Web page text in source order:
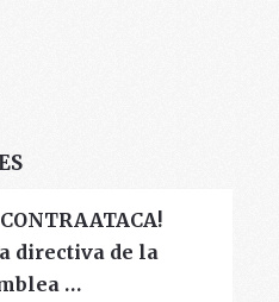
directiva de la
…